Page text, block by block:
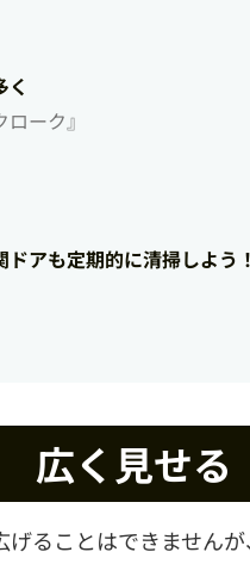
ーク』
アも定期的に清掃しよう！
広く見せる
ることはできません